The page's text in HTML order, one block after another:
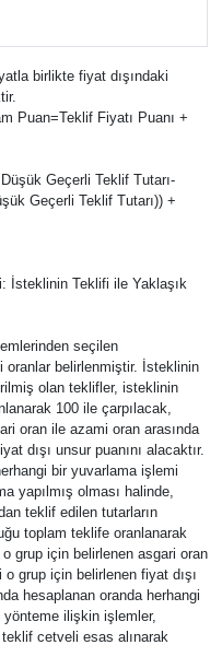
birlikte fiyat dışındaki
Puan=Teklif Fiyatı Puanı +
Geçerli Teklif Tutarı-
Geçerli Teklif Tutarı)) +
İsteklinin Teklifi ile Yaklaşık
seçilen
belirlenmiştir. İsteklinin
olan teklifler, isteklinin
100 ile çarpılacak,
oran ile azami oran arasında
dışı unsur puanını alacaktır.
bir yuvarlama işlemi
yapılmış olması halinde,
teklif edilen tutarların
toplam teklife oranlanarak
grup için belirlenen asgari oran
grup için belirlenen fiyat dışı
hesaplanan oranda herhangi
ilişkin işlemler,
cetveli esas alınarak